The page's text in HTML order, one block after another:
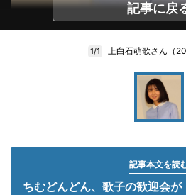
記事に戻
1/1 上白石萌歌さん（
記事本文を読
ちむどんどん、歌子の歓迎会